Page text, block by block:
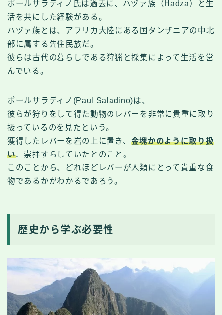
ポールサラディノ氏は過去に、ハヅァ族（Hadza）と生
活を共にした経験がある。
ハヅァ族とは、アフリカ大陸にある国タンザニアの中北
部に属する先住民族だ。
彼らは古代の暮らしである狩猟と採集によって生活を営
んでいる。
ポールサラディノ(Paul Saladino)は、
彼らが狩りをして得た動物のレバーを非常に貴重に取り
扱っているのを見たという。
獲得したレバーを岩の上に置き、 金塊かのように取り扱
い、崇拝すらしていたとのこと。
このことから、どれほどレバーが人類にとって貴重な食
物であるかがわかるであろう。
歴史から学ぶ必要性